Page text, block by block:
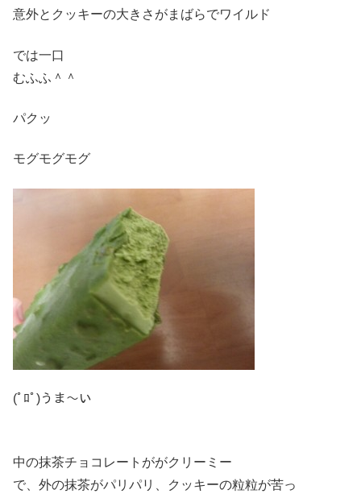
意外とクッキーの大きさがまばらでワイルド
では一口
むふふ＾＾
パクッ
モグモグモグ
(ﾟﾛﾟ)うま～い
中の抹茶チョコレートががクリーミー
で、外の抹茶がパリパリ、クッキーの粒粒が苦っ